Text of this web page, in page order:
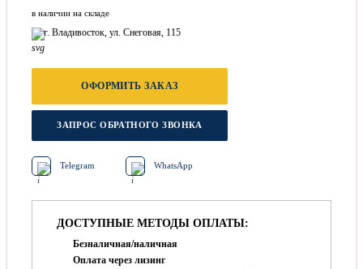
в наличии на складе
г. Владивосток, ул. Снеговая, 115
ОФОРМИТЬ ЗАКАЗ
ЗАПРОС ОБРАТНОГО ЗВОНКА
Telegram WhatsApp
ДОСТУПНЫЕ МЕТОДЫ ОПЛАТЫ:
Безналичная/наличная
Оплата через лизинг